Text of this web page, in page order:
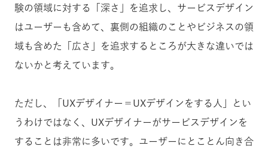
験の領域に対する「深さ」を追求し、サービスデザイン
はユーザーも含めて、裏側の組織のことやビジネスの領
域も含めた「広さ」を追求するところが大きな違いでは
ないかと考えています。
ただし、「UXデザイナー＝UXデザインをする人」とい
うわけではなく、UXデザイナーがサービスデザインを
することは非常に多いです。ユーザーにとことん向き合